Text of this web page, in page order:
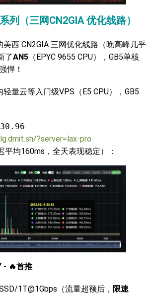
列（三网CN2GIA 优化线路）
西 CN2GIA 三网优化线路（晚高峰几乎
了AN5 （EPYC 9655 CPU），GB5单核
悍！
轻量云等入门级VPS（E5 CPU），GB5
?server=lax-pro
平均160ms，全天表现稳定）：
- 🔥首推
1T@1Gbps（流量超额后， 限速